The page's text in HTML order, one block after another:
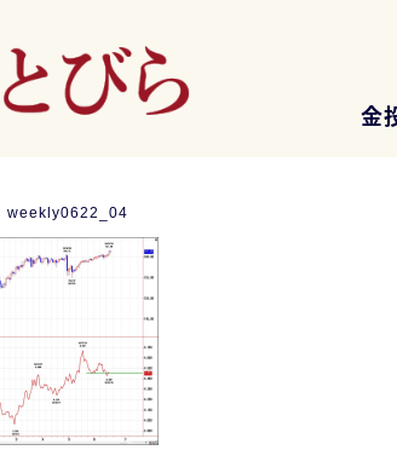
金
weekly0622_04